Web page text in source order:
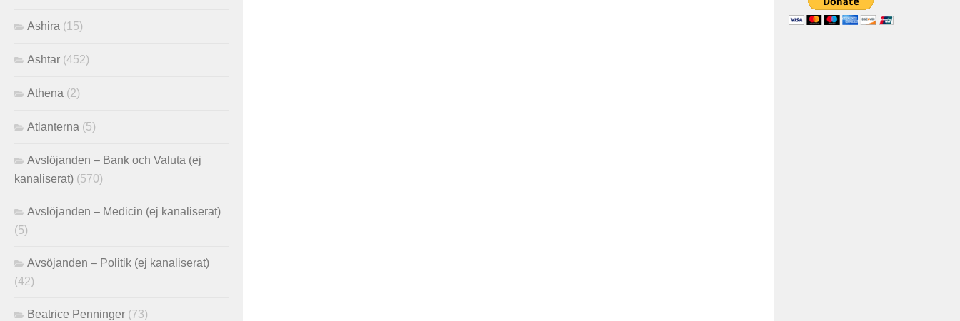
Ashira (15)
Ashtar (452)
Athena (2)
Atlanterna (5)
Avslöjanden – Bank och Valuta (ej
kanaliserat) (570)
Avslöjanden – Medicin (ej kanaliserat)
(5)
Avsöjanden – Politik (ej kanaliserat)
(42)
Beatrice Penninger (73)